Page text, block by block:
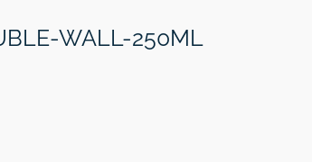
WALL-250ML